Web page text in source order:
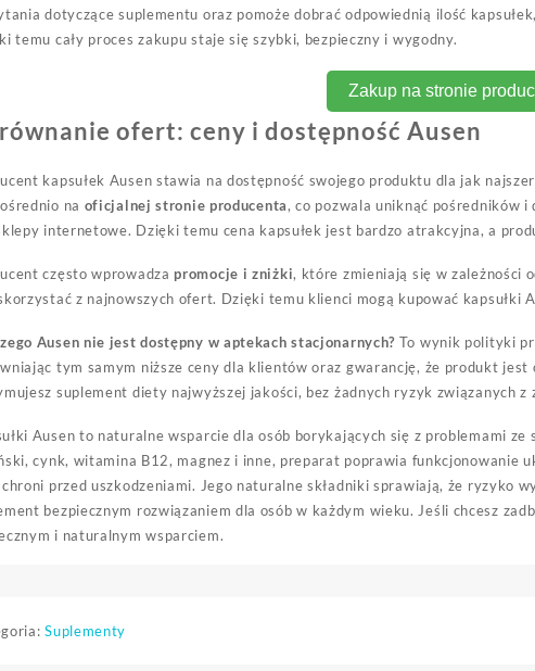
dotyczące suplementu oraz pomoże dobrać odpowiednią ilość
temu cały proces zakupu staje się szybki, bezpieczny i wygodny.
Zakup na stronie
ofert: ceny i dostępność Ausen
kapsułek Ausen stawia na dostępność swojego produktu dla jak
na oficjalnej stronie producenta, co pozwala uniknąć pośredników
internetowe. Dzięki temu cena kapsułek jest bardzo atrakcyjna, a
często wprowadza promocje i zniżki, które zmieniają się w zależności
z najnowszych ofert. Dzięki temu klienci mogą kupować kapsułki
Ausen nie jest dostępny w aptekach stacjonarnych? To wynik polityki
tym samym niższe ceny dla klientów oraz gwarancję, że produkt
suplement diety najwyższej jakości, bez żadnych ryzyk związanych
Ausen to naturalne wsparcie dla osób borykających się z problemami
cynk, witamina B12, magnez i inne, preparat poprawia funkcjonowanie
przed uszkodzeniami. Jego naturalne składniki sprawiają, że ryzyko
bezpiecznym rozwiązaniem dla osób w każdym wieku. Jeśli chcesz
i naturalnym wsparciem.
Suplementy